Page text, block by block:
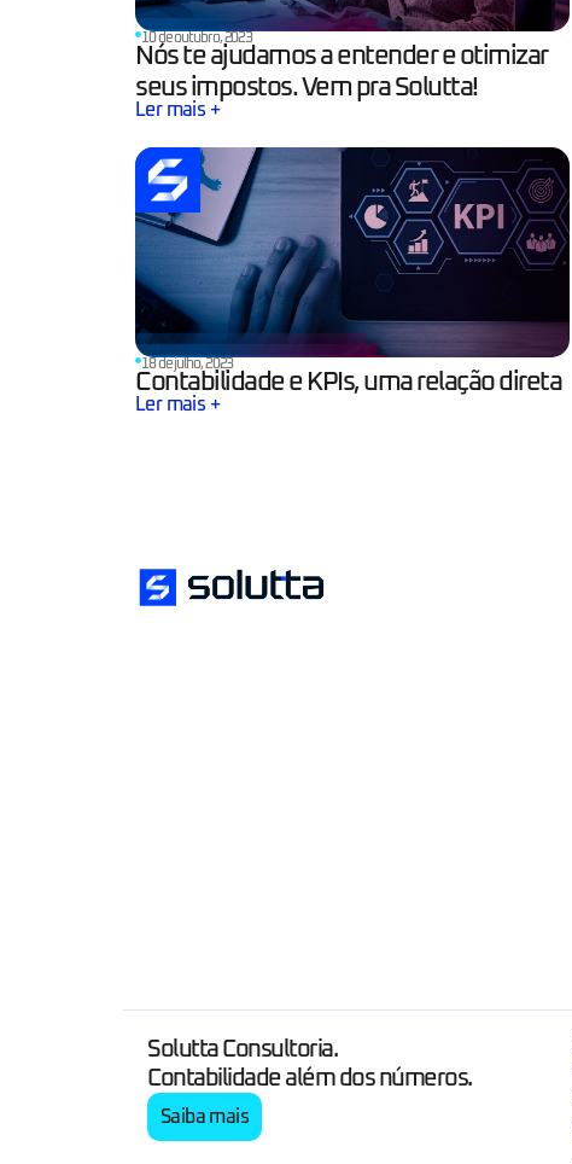
10 de outubro, 2023
Nós te ajudamos a entender e otimizar
seus impostos. Vem pra Solutta!
Ler mais +
18 de julho, 2023
Contabilidade e KPIs, uma relação direta
Ler mais +
Solutta Consultoria.
Contabilidade além dos números.
Saiba mais